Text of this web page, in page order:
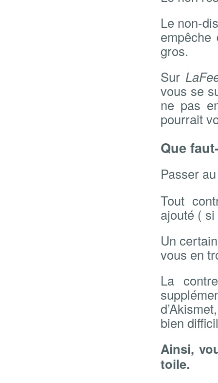
Le non-
gros.
Sur
vous se
ne pas
pourrait
Que
Passer
Tout
ajouté (
Un
vous en
La
bien
Ainsi,
toile.